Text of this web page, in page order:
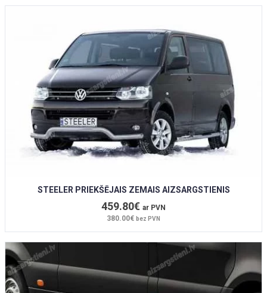
STEELER PRIEKŠĒJAIS ZEMAIS AIZSARGSTIENIS
459.80€ ar PVN
380.00€ bez PVN